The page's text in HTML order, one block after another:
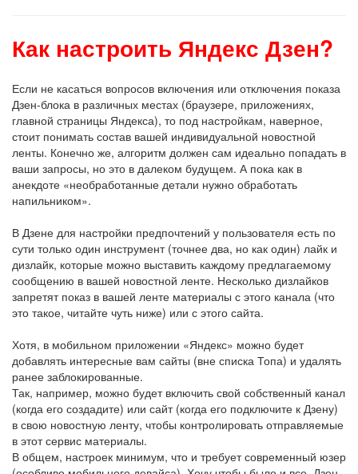
Как настроить Яндекс Дзен?
Если не касаться вопросов включения или отключения показа
Дзен-блока в различных местах (браузере, приложениях,
главной страницы Яндекса), то под настройкам, наверное,
стоит понимать состав вашей индивидуальной новостной
ленты. Конечно же, алгоритм должен сам идеально попадать в
ваши запросы, но это в далеком будущем. А пока как в
анекдоте «необработанные детали нужно обработать
напильником».
В Дзене для настройки предпочтений у пользователя есть по
сути только один инструмент (точнее два, но как один) лайк и
дизлайк, которые можно выставить каждому предлагаемому
сообщению в вашей новостной ленте. Несколько дизлайков
запретят показ в вашей ленте материалы с этого канала (что
это такое, читайте чуть ниже) или с этого сайта.
Хотя, в мобильном приложении «Яндекс» можно будет
добавлять интересные вам сайты (вне списка Топа) и удалять
ранее заблокированные.
Так, например, можно будет включить свой собственный канал
(когда его создадите) или сайт (когда его подключите к Дзену)
в свою новостную ленту, чтобы контролировать отправляемые
в этот сервис материалы.
В общем, настроек минимум, что и требует современный юзер